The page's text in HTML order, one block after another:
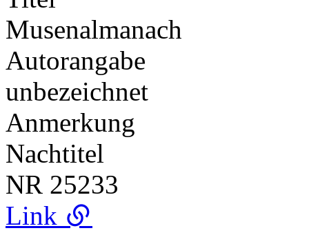
Musenalmanach
Autorangabe
unbezeichnet
Anmerkung
Nachtitel
NR 25233
Link